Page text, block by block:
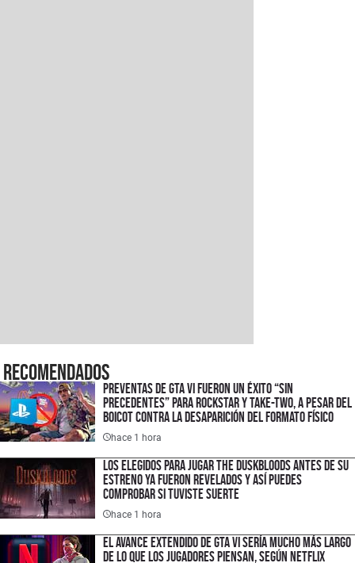
Recomendados
Preventas de GTA VI fueron un éxito “sin
precedentes” para Rockstar y Take-Two, a pesar del
boicot contra la desaparición del formato físico
hace 1 hora
Los elegidos para jugar The Duskbloods antes de su
estreno ya fueron revelados y así puedes
comprobar si tuviste suerte
hace 1 hora
El avance extendido de GTA VI sería mucho más largo
de lo que los jugadores piensan, según Netflix